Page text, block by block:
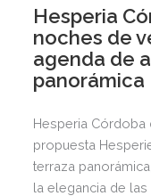
Hesperia
noches de
agenda de
panorámica
Hesperia Córdoba
propuesta
terraza
la elegancia de